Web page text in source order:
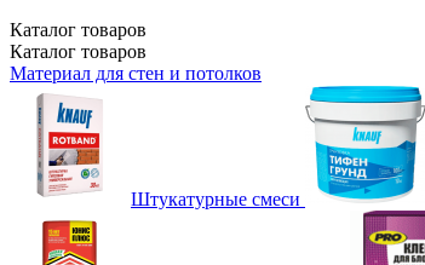
Каталог товаров
Каталог товаров
Материал для стен и потолков
Штукатурные смеси